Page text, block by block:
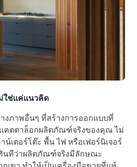
ใช่แค่แนวคิด
งภาพอื่นๆ ที่สร้างการออกแบบที่
คตตาล็อกผลิตภัณฑ์จริงของคุณ ไม่
น์เตอร์โต๊ะ พื้น ไฟ หรือเฟอร์นิเจอร์
นทีว่าผลิตภัณฑ์จริงมีลักษณะ